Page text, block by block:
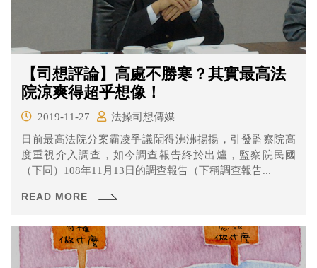
【司想評論】高處不勝寒？其實最高法
院涼爽得超乎想像！
2019-11-27
法操司想傳媒
日前最高法院分案霸凌爭議鬧得沸沸揚揚，引發監察院高
度重視介入調查，如今調查報告終於出爐，監察院民國
（下同）108年11月13日的調查報告（下稱調查報告...
READ MORE